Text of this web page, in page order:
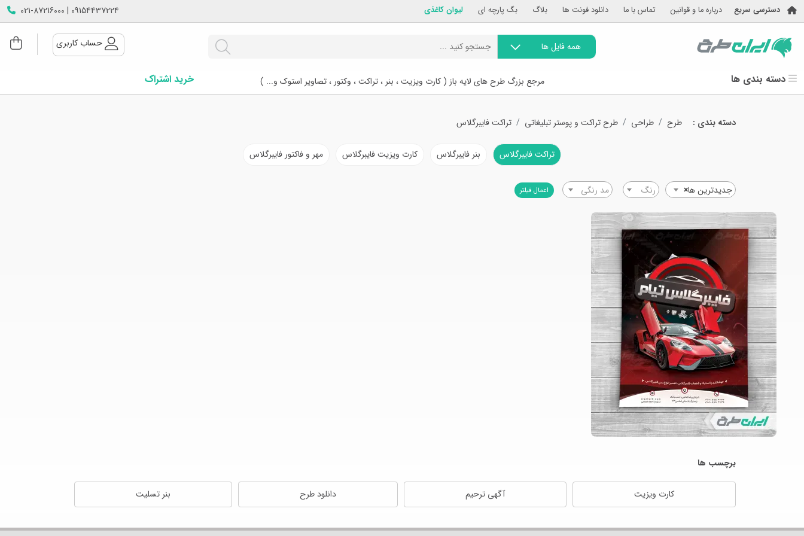
دسترسی سریع درباره ما و قوانین تماس با ما دانلود فونت ها بلاگ بگ پارچه ای لیوان کاغذی 09154437224 | 021-87216000
همه فایل ها حساب کاربری
دسته بندی ها مرجع بزرگ طرح های لایه باز ( کارت ویزیت ، بنر ، تراکت ، وکتور ، تصاویر استوک و... ) خرید اشتراک
دسته بندی : طرح طراحی طرح تراکت و پوستر تبلیغاتی تراکت فایبرگلاس
تراکت فایبرگلاس بنر فایبرگلاس کارت ویزیت فایبرگلاس مهر و فاکتور فایبرگلاس
×جدیدترین ها رنگ مد رنگی اعمال فیلتر
برچسب ها
کارت ویزیت آگهی ترحیم دانلود طرح بنر تسلیت